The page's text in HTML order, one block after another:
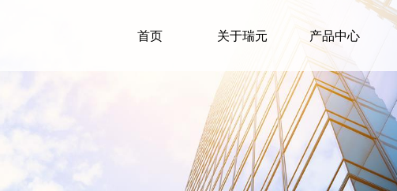
首页 关于瑞元 产品中心